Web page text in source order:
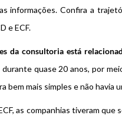
informações. Confira a
e ECF.
da consultoria está
quase 20 anos, por
bem mais simples e não havia
as companhias tiveram